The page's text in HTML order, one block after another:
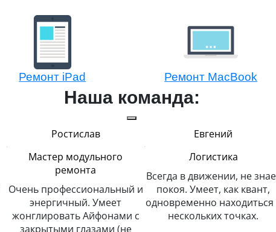
Ремонт iPad Ремонт MacBook
Наша команда:
Евгений
Логистика
Всегда в движении, не знает
покоя. Умеет, как квант,
одновременно находиться в
нескольких точках.
Алексей
Мастер модульного
Любит свою работу и честно
ее выполняет. Много
читает, интересный